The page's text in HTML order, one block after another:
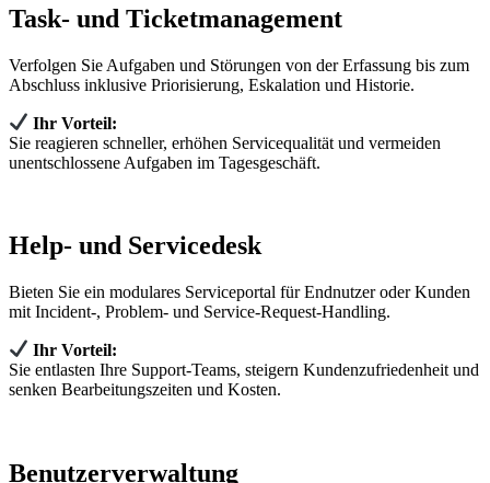
Task- und Ticketmanagement
Verfolgen Sie Aufgaben und Störungen von der Erfassung bis zum
Abschluss inklusive Priorisierung, Eskalation und Historie.
Ihr Vorteil:
Sie reagieren schneller, erhöhen Servicequalität und vermeiden
unentschlossene Aufgaben im Tagesgeschäft.
Help- und Servicedesk
Bieten Sie ein modulares Serviceportal für Endnutzer oder Kunden
mit Incident‑, Problem‑ und Service‑Request‑Handling.
Ihr Vorteil:
Sie entlasten Ihre Support‑Teams, steigern Kundenzufriedenheit und
senken Bearbeitungszeiten und Kosten.
Benutzerverwaltung